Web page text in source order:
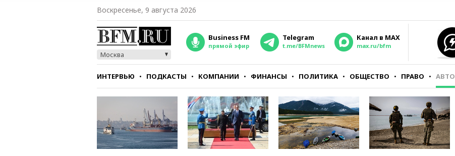
Воскресенье, 9 августа 2026
Москва
Business FM
прямой эфир
Telegram
t.me/BFMnews
Канал в MAX
max.ru/bfm
ИНТЕРВЬЮ ПОДКАСТЫ КОМПАНИИ ФИНАНСЫ ПОЛИТИКА ОБЩЕСТВО ПРАВО АВТО
СТИЛЬ ТЕСТЫ